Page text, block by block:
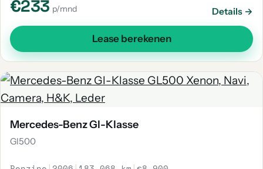
€233 p/mnd Details →
Lease berekenen
Mercedes-Benz Gl-Klasse
Gl500